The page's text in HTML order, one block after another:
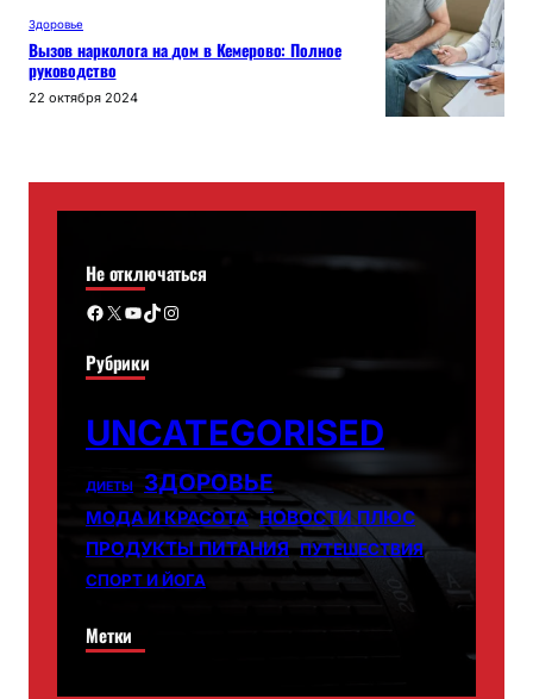
Здоровье
Вызов нарколога на дом в Кемерово: Полное
руководство
22 октября 2024
Не отключаться
Facebook X YouTube TikTok Instagram
Рубрики
UNCATEGORISED
ДИЕТЫ ЗДОРОВЬЕ
МОДА И КРАСОТА НОВОСТИ ПЛЮС
ПРОДУКТЫ ПИТАНИЯ ПУТЕШЕСТВИЯ
СПОРТ И ЙОГА
Метки